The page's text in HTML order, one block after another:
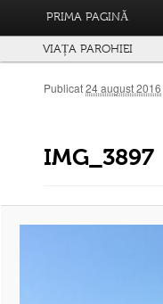
PRIMA PAGINĂ
VIAȚA PAROHIEI
Navigare prin imagini
IMG_3897
Publicat24 august 2016